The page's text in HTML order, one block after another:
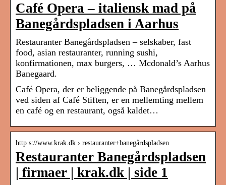
Café Opera – italiensk mad på
Banegårdspladsen i Aarhus
Restauranter Banegårdspladsen – selskaber, fast
food, asian restauranter, running sushi,
konfirmationen, max burgers, … Mcdonald’s Aarhus
Banegaard.
Café Opera, der er beliggende på Banegårdspladsen
ved siden af Café Stiften, er en mellemting mellem
en café og en restaurant, også kaldet…
http s://www.krak.dk › restauranter+banegårdspladsen
Restauranter Banegårdspladsen
| firmaer | krak.dk | side 1